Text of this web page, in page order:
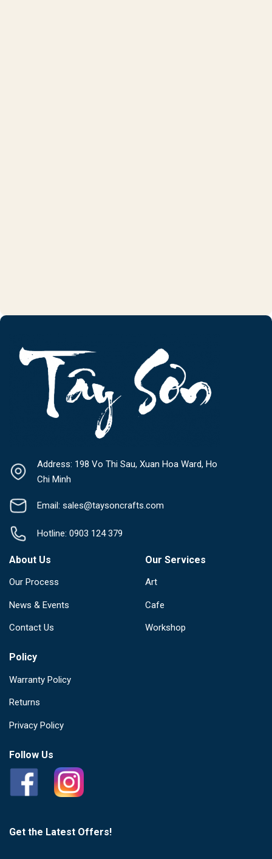
Address: 198 Vo Thi Sau, Xuan Hoa Ward, Ho
Chi Minh
Email: sales@taysoncrafts.com
Hotline: 0903 124 379
About Us
Our Process
News & Events
Contact Us
Our Services
Art
Cafe
Workshop
Policy
Warranty Policy
Returns
Privacy Policy
Follow Us
Get the Latest Offers!